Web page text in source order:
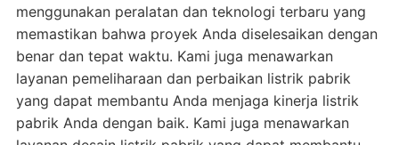
menggunakan peralatan dan teknologi terbaru yang
memastikan bahwa proyek Anda diselesaikan dengan
benar dan tepat waktu. Kami juga menawarkan
layanan pemeliharaan dan perbaikan listrik pabrik
yang dapat membantu Anda menjaga kinerja listrik
pabrik Anda dengan baik. Kami juga menawarkan